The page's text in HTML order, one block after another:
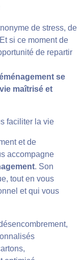
de stress, de
si ce moment de
de repartir
se
maîtrisé et
faciliter la vie
et de
accompagne
. Son
tout en vous
et qui vous